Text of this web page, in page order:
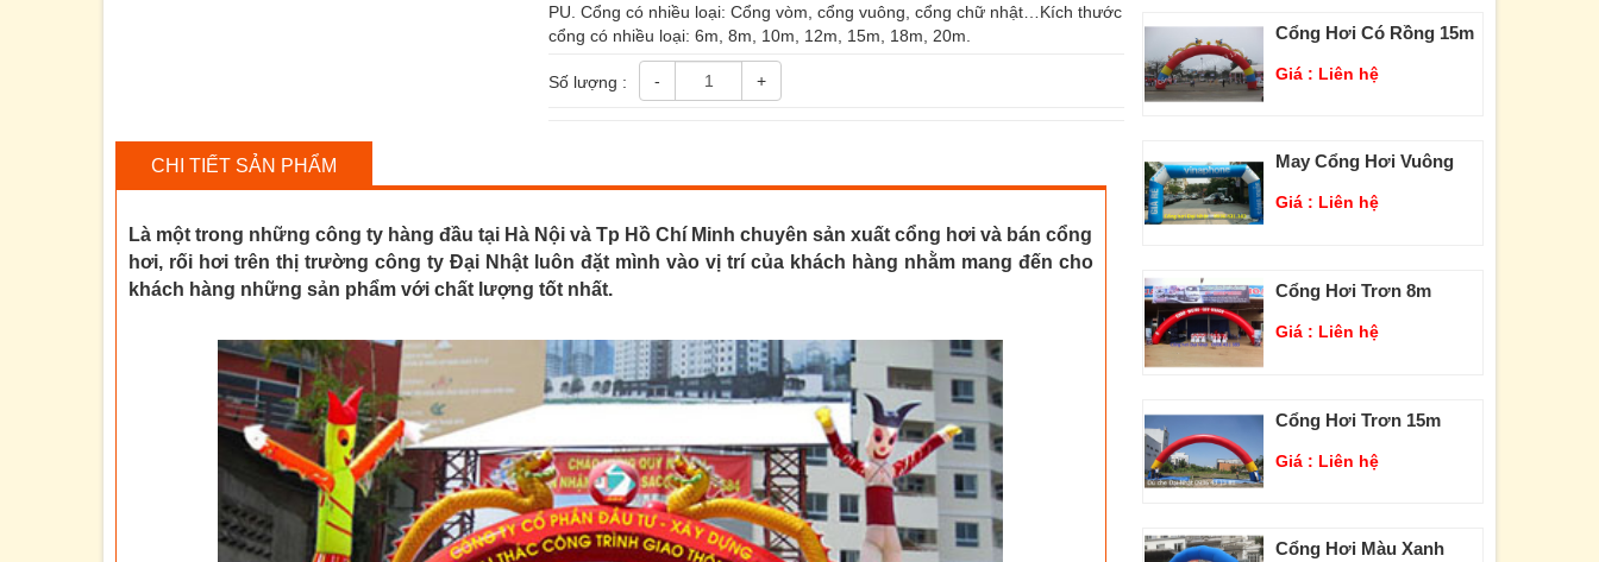
PU. Cổng có nhiều loại: Cổng vòm, cổng vuông, cổng chữ nhật…Kích thước
cổng có nhiều loại: 6m, 8m, 10m, 12m, 15m, 18m, 20m.
Số lượng : - +
CHI TIẾT SẢN PHẨM
Là một trong những công ty hàng đầu tại Hà Nội và Tp Hồ Chí Minh chuyên sản xuất cổng hơi và bán cổng
hơi, rối hơi trên thị trường công ty Đại Nhật luôn đặt mình vào vị trí của khách hàng nhằm mang đến cho
khách hàng những sản phẩm với chất lượng tốt nhất.
Cổng Hơi Có Rồng 15m
Giá : Liên hệ
May Cổng Hơi Vuông
Giá : Liên hệ
Cổng Hơi Trơn 8m
Giá : Liên hệ
Cổng Hơi Trơn 15m
Giá : Liên hệ
Cổng Hơi Màu Xanh